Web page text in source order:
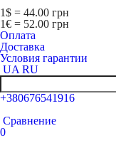
1$ = 44.00 грн
1€ = 52.00 грн
Оплата
Доставка
Условия гарантии
UA RU
+380676541916
Сравнение
0